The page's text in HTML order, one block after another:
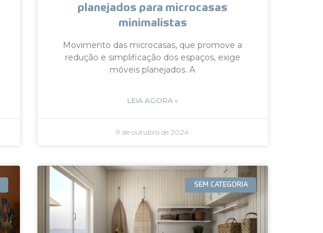
planejados para microcasas
minimalistas
Movimento das microcasas, que promove a
redução e simplificação dos espaços, exige
móveis planejados. A
LEIA AGORA »
9 de outubro de 2024
SEM CATEGORIA